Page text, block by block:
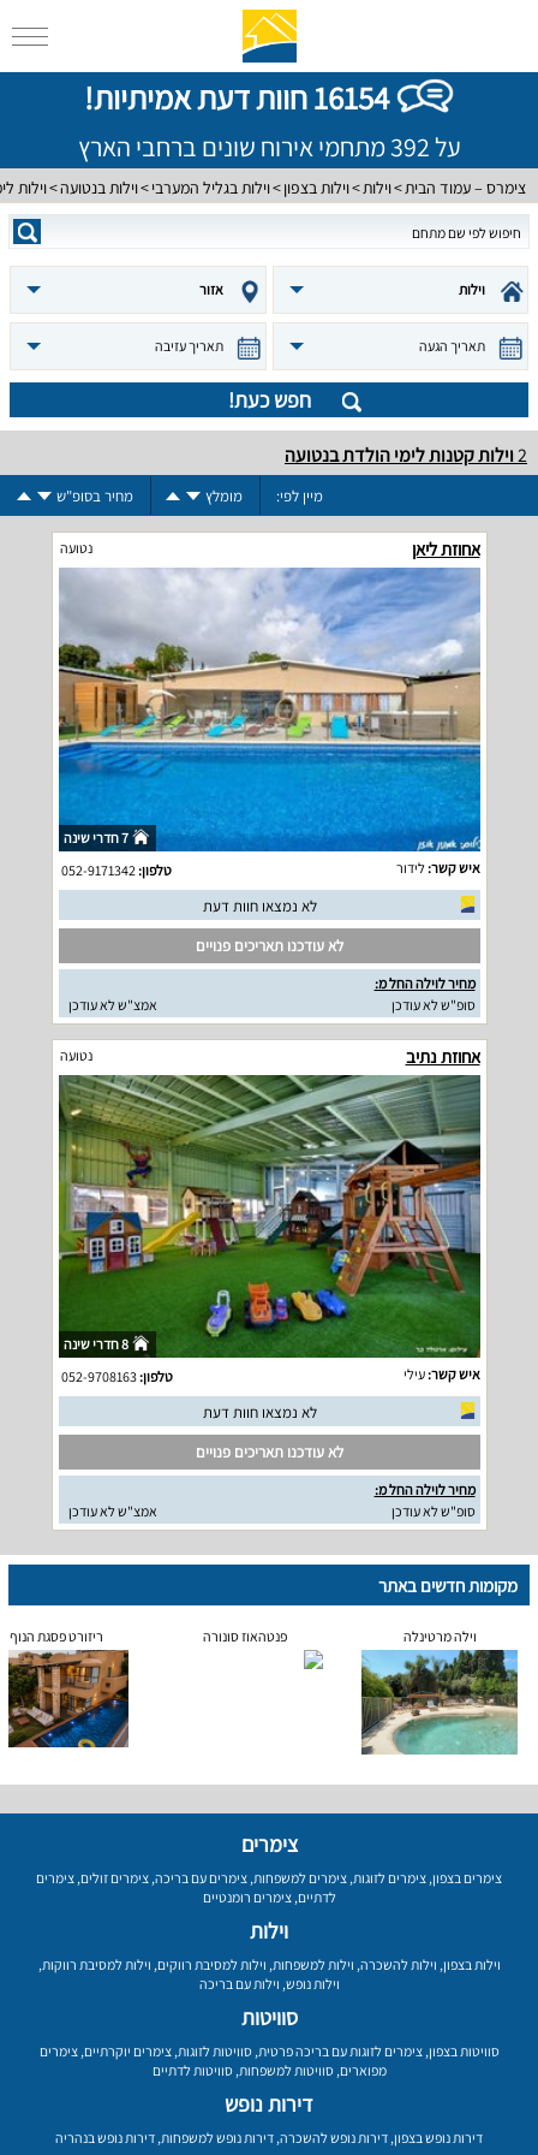
16154 חוות דעת אמיתיות!
על 392 מתחמי אירוח שונים ברחבי הארץ
צימרס – עמוד הבית וילות וילות בצפון וילות בגליל המערבי וילות בנטועה וילות
וילות אזור
תאריך הגעה תאריך עזיבה
חפש כעת!
2וילות קטנות לימי הולדת בנטועה
מיין לפי: מומלץ מחיר בסופ"ש
אחוזת ליאן נטועה
7 חדרי שינה
איש קשר:לידור טלפון:
לא נמצאו חוות דעת
לא עודכנו תאריכים פנויים
מחיר לוילה החל מ:
סופ"ש לא עודכן
אמצ"ש לא עודכן
אחוזת נתיב נטועה
8 חדרי שינה
איש קשר:עילי טלפון:052-9708163
לא נמצאו חוות דעת
לא עודכנו תאריכים פנויים
מחיר לוילה החל מ:
סופ"ש לא עודכן
אמצ"ש לא עודכן
מקומות חדשים באתר
וילה מרטינלה פנטהאוז סונורה ריזורט פסגת הנוף
צימרים
צימרים בצפון, צימרים לזוגות, צימרים למשפחות, צימרים עם בריכה, צימרים זולים, צימרים
לדתיים,צימרים רומנטיים
וילות
וילות בצפון, וילות להשכרה, וילות למשפחות, וילות למסיבת רווקים, וילות למסיבת רווקות,
וילות נופש, וילות עם בריכה
סוויטות
סוויטות בצפון,צימרים לזוגות עם בריכה פרטית,סוויטות לזוגות,צימרים יוקרתיים,צימרים
מפוארים,סוויטות למשפחות,סוויטות לדתיים
דירות נופש
דירות נופש בצפון, דירות נופש להשכרה, דירות נופש למשפחות, דירות נופש בנהריה